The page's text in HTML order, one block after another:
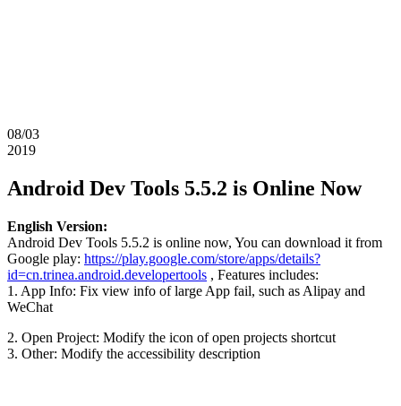
08/03
2019
Android Dev Tools 5.5.2 is Online Now
English Version:
Android Dev Tools 5.5.2 is online now, You can download it from
Google play: https://play.google.com/store/apps/details?
id=cn.trinea.android.developertools , Features includes:
1. App Info: Fix view info of large App fail, such as Alipay and
WeChat
2. Open Project: Modify the icon of open projects shortcut
3. Other: Modify the accessibility description